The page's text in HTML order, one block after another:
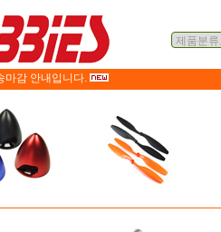
마감 안내입니다.